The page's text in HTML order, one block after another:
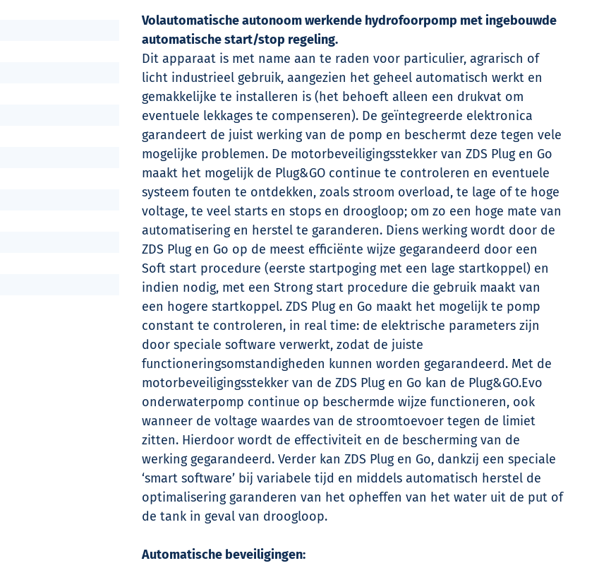
Volautomatische autonoom werkende hydrofoorpomp met ingebouwde
automatische start/stop regeling.
Dit apparaat is met name aan te raden voor particulier, agrarisch of
licht industrieel gebruik, aangezien het geheel automatisch werkt en
gemakkelijke te installeren is (het behoeft alleen een drukvat om
eventuele lekkages te compenseren). De geïntegreerde elektronica
garandeert de juist werking van de pomp en beschermt deze tegen vele
mogelijke problemen. De motorbeveiligingsstekker van ZDS Plug en Go
maakt het mogelijk de Plug&GO continue te controleren en eventuele
systeem fouten te ontdekken, zoals stroom overload, te lage of te hoge
voltage, te veel starts en stops en droogloop; om zo een hoge mate van
automatisering en herstel te garanderen. Diens werking wordt door de
ZDS Plug en Go op de meest efficiënte wijze gegarandeerd door een
Soft start procedure (eerste startpoging met een lage startkoppel) en
indien nodig, met een Strong start procedure die gebruik maakt van
een hogere startkoppel. ZDS Plug en Go maakt het mogelijk te pomp
constant te controleren, in real time: de elektrische parameters zijn
door speciale software verwerkt, zodat de juiste
functioneringsomstandigheden kunnen worden gegarandeerd. Met de
motorbeveiligingsstekker van de ZDS Plug en Go kan de Plug&GO.Evo
onderwaterpomp continue op beschermde wijze functioneren, ook
wanneer de voltage waardes van de stroomtoevoer tegen de limiet
zitten. Hierdoor wordt de effectiviteit en de bescherming van de
werking gegarandeerd. Verder kan ZDS Plug en Go, dankzij een speciale
‘smart software’ bij variabele tijd en middels automatisch herstel de
optimalisering garanderen van het opheffen van het water uit de put of
de tank in geval van droogloop.
Automatische beveiligingen: